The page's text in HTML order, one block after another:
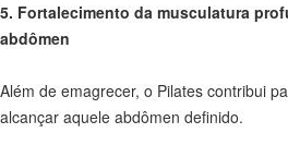
5. Fortalecimento da musculatura
abdômen
Além de emagrecer, o Pilates contribui
alcançar aquele abdômen definido.